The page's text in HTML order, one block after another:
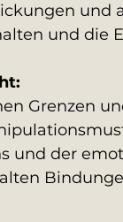
und
und die
Grenzen
und der